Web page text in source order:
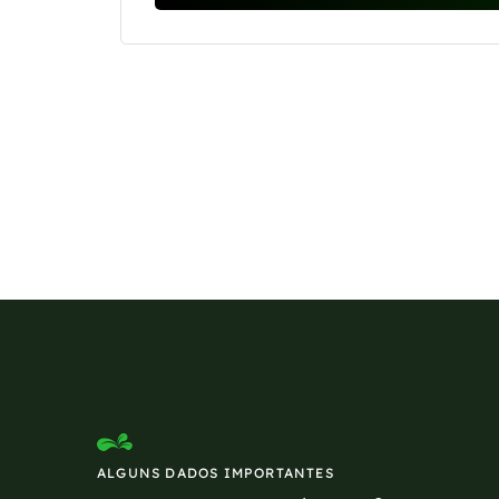
ALGUNS DADOS IMPORTANTES